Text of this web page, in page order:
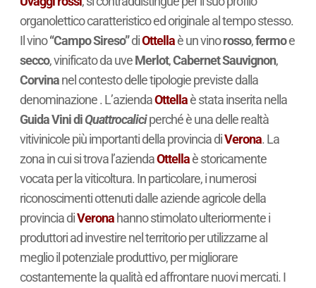
organolettico caratteristico ed originale al tempo stesso.
Il vino“Campo Sireso”diOttellaè un vinorosso,fermoe
secco, vinificato da uveMerlot,Cabernet Sauvignon,
Corvinanel contesto delle tipologie previste dalla
denominazione . L’aziendaOttellaè stata inserita nella
Guida Vini diQuattrocaliciperché è una delle realtà
vitivinicole più importanti della provincia diVerona. La
zona in cui si trova l’aziendaOttellaè storicamente
vocata per la viticoltura. In particolare, i numerosi
riconoscimenti ottenuti dalle aziende agricole della
provincia diVeronahanno stimolato ulteriormente i
produttori ad investire nel territorio per utilizzarne al
meglio il potenziale produttivo, per migliorare
costantemente la qualità ed affrontare nuovi mercati. I